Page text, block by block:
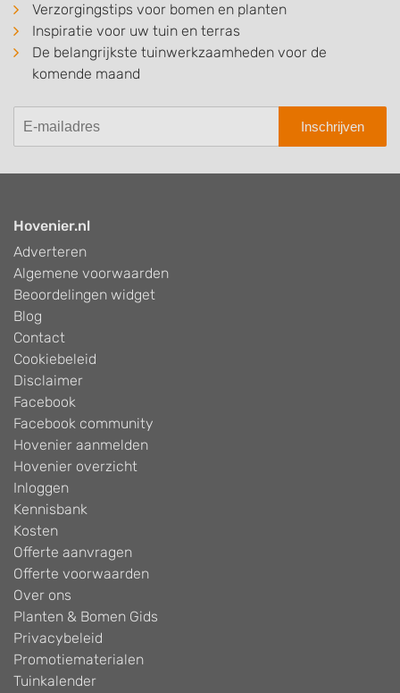
Verzorgingstips voor bomen en planten
Inspiratie voor uw tuin en terras
De belangrijkste tuinwerkzaamheden voor de
komende maand
Inschrijven
Hovenier.nl
Adverteren
Algemene voorwaarden
Beoordelingen widget
Blog
Contact
Cookiebeleid
Disclaimer
Facebook
Facebook community
Hovenier aanmelden
Hovenier overzicht
Inloggen
Kennisbank
Kosten
Offerte aanvragen
Offerte voorwaarden
Over ons
Planten & Bomen Gids
Privacybeleid
Promotiematerialen
Tuinkalender